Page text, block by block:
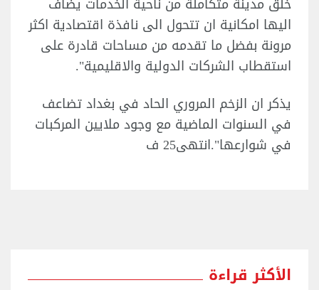
اليها امكانية ان تتحول الى نافذة اقتصادية اكثر
مرونة بفضل ما تقدمه من مساحات قادرة على
استقطاب الشركات الدولية والاقليمية".
يذكر ان الزخم المروري الحاد في بغداد تضاعف
في السنوات الماضية مع وجود ملايين المركبات
في شوارعها".انتهى25 ف
الأكثر قراءة